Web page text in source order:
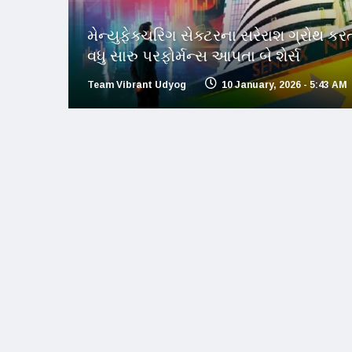
મેન્યુફેક્ચરિંગ સેક્ટરના સરેરાશ ગ્રોથ
વધુ સારુ પરફોર્મન્સ આપતા બે શેર્સ
Team Vibrant Udyog 10 January, 2026 - 5:43 AM